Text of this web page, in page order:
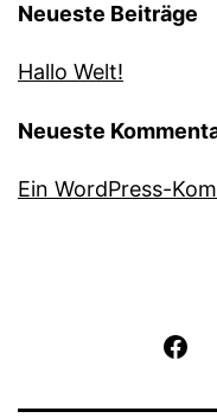
Neueste Beiträge
Hallo Welt!
Neueste
Ein WordPress-